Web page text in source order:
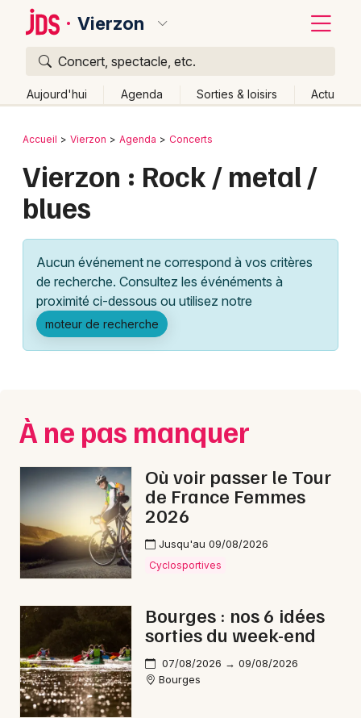
Vierzon
Concert, spectacle, etc.
Aujourd'hui Agenda Sorties & loisirs Actu
Publier un événement
Grands événements
Activité & Expérience
Manifestations
Foires & salons
Concerts
Sports
Sorties famille
Sorties & loisirs
Rock / metal dans le Cher
Rock / metal dans le Centre
Bordeaux
Colmar
Lille
Lyon
Marseille
Mulhouse
Nice
Paris
Strasbourg
Toulouse
Toutes les villes
Retour
Accueil Vierzon Agenda Concerts
Vierzon : Rock / metal /
blues
Aucun événement ne correspond à vos critères
de recherche. Consultez les événéments à
proximité ci-dessous ou utilisez notre
moteur de recherche
À ne pas manquer
Où voir passer le Tour
de France Femmes
2026
Jusqu'au 09/08/2026
Cyclosportives
Bourges : nos 6 idées
sorties du week-end
07/08/2026 → 09/08/2026
Bourges
Quoi ?
Où ?
Près de moi
Changer de lieu
Quand ?
Aujourd'hui
Demain Ce week-end Autre